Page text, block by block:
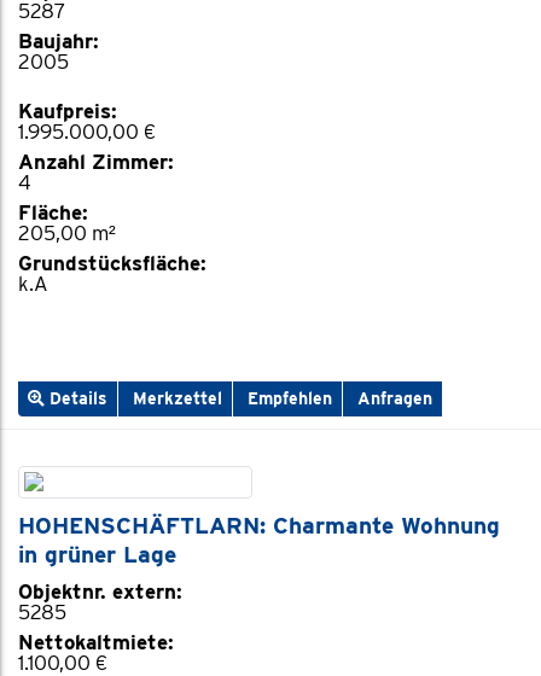
5287
Baujahr:
2005
Kaufpreis:
1.995.000,00 €
Anzahl Zimmer:
4
Fläche:
205,00 m²
Grundstücksfläche:
k.A
Details Merkzettel Empfehlen Anfragen
HOHENSCHÄFTLARN: Charmante Wohnung
in grüner Lage
Objektnr. extern:
5285
Nettokaltmiete:
1.100,00 €